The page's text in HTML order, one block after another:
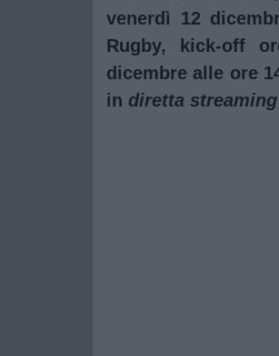
venerdì 12
Rugby, kick-off
dicembre alle ore
in diretta streaming